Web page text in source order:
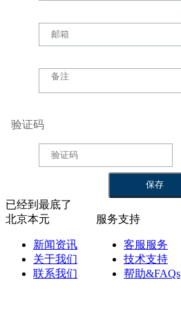
验证码
已经到最底了
北京本元
新闻资讯
关于我们
联系我们
服务支持
客服服务
技术支持
帮助&FAQs